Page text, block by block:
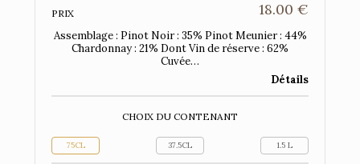
PRIX 18.00 €
Assemblage : Pinot Noir : 35% Pinot Meunier : 44%
Chardonnay : 21% Dont Vin de réserve : 62%
Cuvée…
Détails
CHOIX DU CONTENANT
75CL 37.5CL 1.5 L